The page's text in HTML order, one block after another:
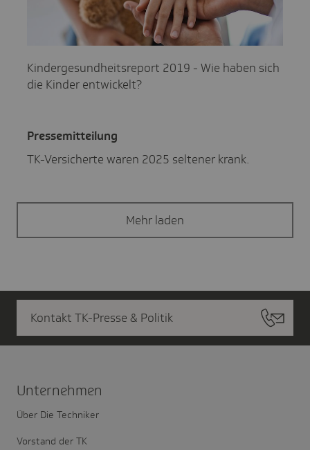
Kindergesundheitsreport 2019 - Wie haben sich
die Kinder entwickelt?
Pres­se­mit­tei­lung
TK-Versicherte waren 2025 seltener krank.
Mehr laden
Kontakt TK-Presse & Politik
Unter­nehmen
Über Die Techniker
Vorstand der TK